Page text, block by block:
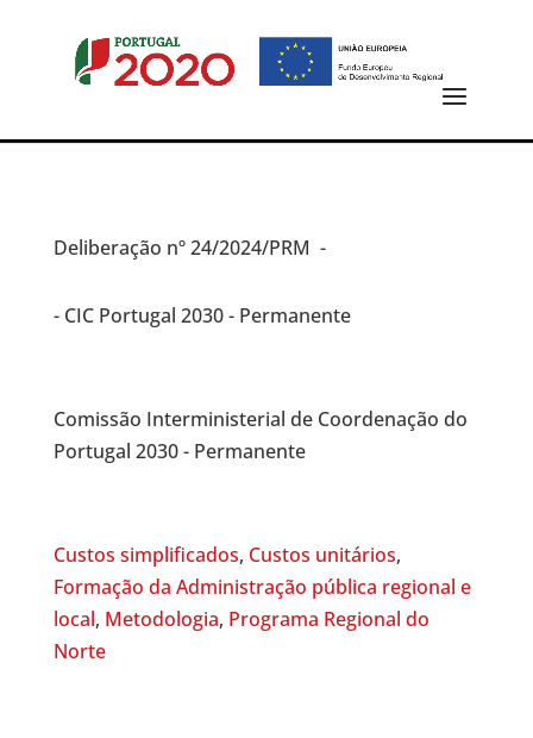
Deliberação nº 24/2024/PRM -
- CIC Portugal 2030 - Permanente
Comissão Interministerial de Coordenação do
Portugal 2030 - Permanente
Custos simplificados, Custos unitários,
Formação da Administração pública regional e
local, Metodologia, Programa Regional do
Norte